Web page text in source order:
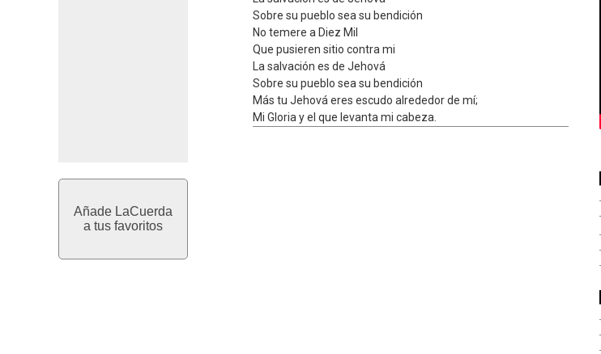
Añade LaCuerda
a tus favoritos
Sobre su pueblo sea su bendición
No temere a Diez Mil
Que pusieren sitio contra mi
La salvación es de Jehová
Sobre su pueblo sea su bendición
Más tu Jehová eres escudo alrededor de mí;
Mi Gloria y el que levanta mi cabeza.